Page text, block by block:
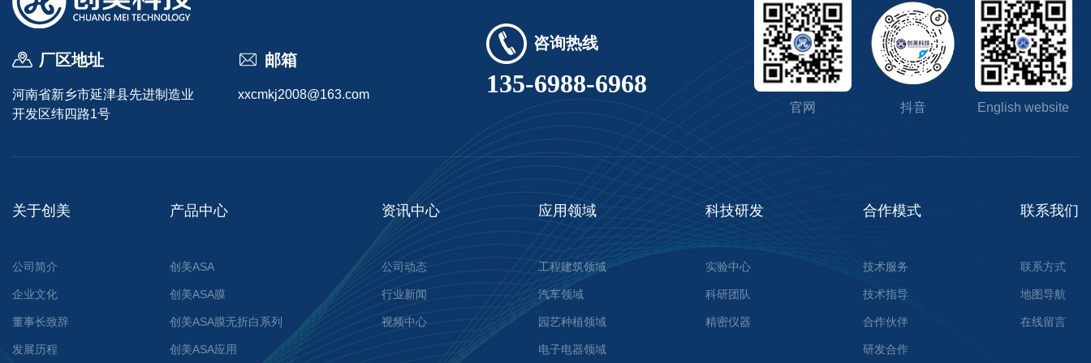
厂区地址
河南省新乡市延津县先进制造业
开发区纬四路1号
邮箱
xxcmkj2008@163.com
咨询热线
135-6988-6968
官网 抖音 English website
关于创美
公司简介
企业文化
董事长致辞
发展历程
产品中心
创美ASA
创美ASA膜
创美ASA膜无折白系列
创美ASA应用
资讯中心
公司动态
行业新闻
视频中心
应用领域
工程建筑领域
汽车领域
园艺种植领域
电子电器领域
科技研发
实验中心
科研团队
精密仪器
合作模式
技术服务
技术指导
合作伙伴
研发合作
联系我们
联系方式
地图导航
在线留言